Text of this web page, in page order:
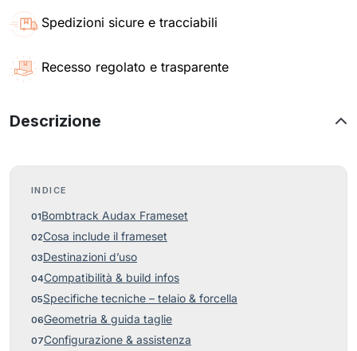
Spedizioni sicure e tracciabili
Recesso regolato e trasparente
Descrizione
INDICE
Bombtrack Audax Frameset
Cosa include il frameset
Destinazioni d’uso
Compatibilità & build infos
Specifiche tecniche – telaio & forcella
Geometria & guida taglie
Configurazione & assistenza